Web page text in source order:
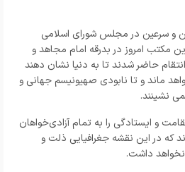
و سرعین در مجلس شورای اسلامی
مکتب امروز در بدرقه امام مجاهد و
حاضر شدند تا به دنیا نشان دهند
ماند و تا نابودی صهیونیسم جهانی و
نشینند.
و ایستادگی را به تمام آزادی‌خواهان
که در این نقشه جغرافیایی ذلت و
داشت.